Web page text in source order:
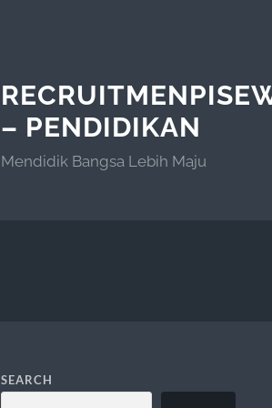
– PENDIDIKAN
Mendidik Bangsa Lebih Maju
SEARCH